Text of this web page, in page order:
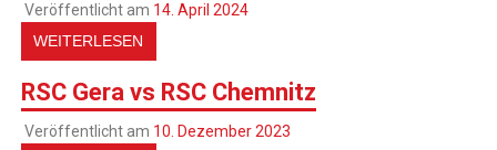
Veröffentlicht am 14. April 2024
WEITERLESEN
RSC Gera vs RSC Chemnitz
Veröffentlicht am 10. Dezember 2023